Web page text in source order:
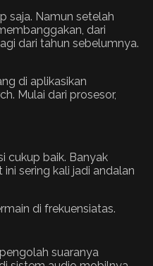
saja. Namun setelah
dari
dari tahun sebelumnya.
di aplikasikan
Mulai dari prosesor,
cukup baik. Banyak
sering kali jadi andalan
di frekuensiatas.
suaranya